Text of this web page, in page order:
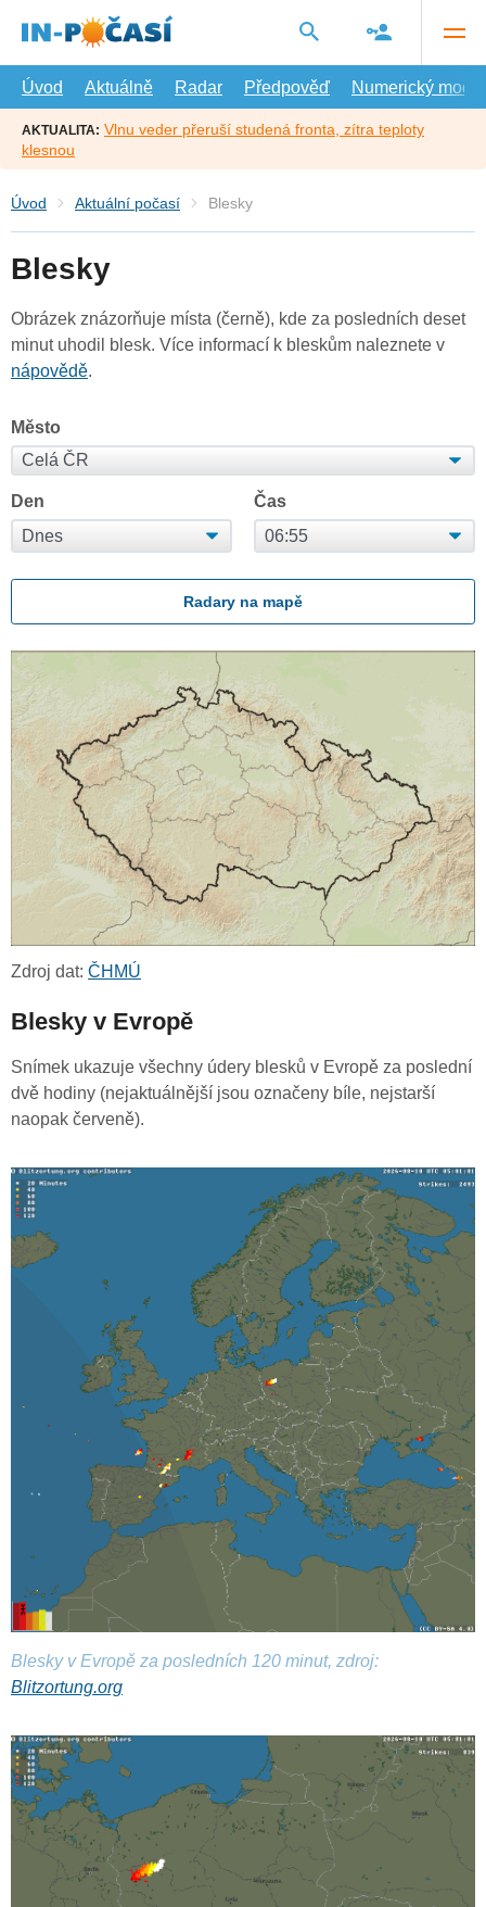
hlavní
Úvod
Aktuálně Radar Předpověď Numerický model
AKTUALITA: Vlnu veder přeruší studená fronta, zítra teploty
klesnou
Úvod Aktuální počasí Blesky
Blesky
Obrázek znázorňuje místa (černě), kde za posledních deset
minut uhodil blesk. Více informací k bleskům naleznete v
nápovědě.
Město
Den Čas
Radary na mapě
Zdroj dat: ČHMÚ
Blesky v Evropě
Snímek ukazuje všechny údery blesků v Evropě za poslední
dvě hodiny (nejaktuálnější jsou označeny bíle, nejstarší
naopak červeně).
Blesky v Evropě za posledních 120 minut, zdroj:
Blitzortung.org